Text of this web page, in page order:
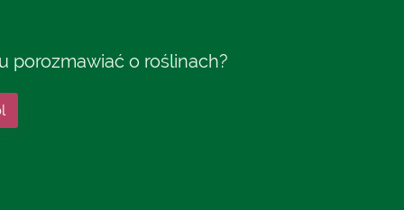
porozmawiać o roślinach?